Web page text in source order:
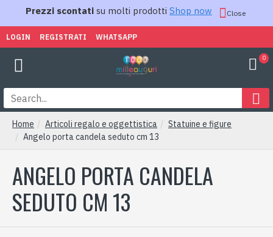
Prezzi scontati su molti prodotti Shop now Close
LOGIN REGISTRATI WHATSAPP
0
Home Articoli regalo e oggettistica
Statuine e figure
Angelo porta candela seduto cm 13
ANGELO PORTA CANDELA
SEDUTO CM 13